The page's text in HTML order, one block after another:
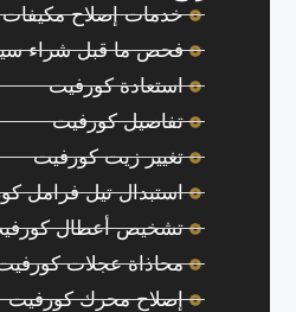
خدمات إصلاح
فحص ما قبل شراء
استعادة كورفيت
تفاصيل كورفيت
تغيير زيت كورفيت
استبدال تيل فرامل
تشخيص أعطال
محاذاة عجلات
إصلاح محرك كورفيت